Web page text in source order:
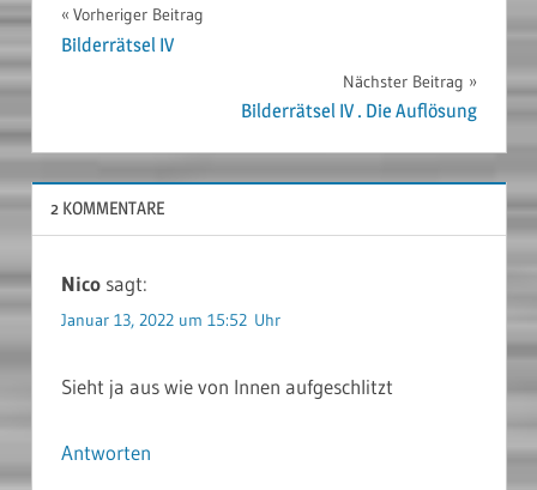
Beitragsnavigation
Vorheriger Beitrag
Bilderrätsel IV
Nächster Beitrag
Bilderrätsel IV . Die Auflösung
2 KOMMENTARE
Nico sagt:
Januar 13, 2022 um 15:52 Uhr
Sieht ja aus wie von Innen aufgeschlitzt
Antworten